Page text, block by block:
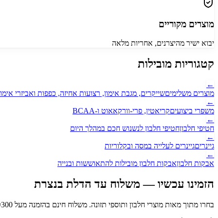
מוצרים מקוריים
יבוא ישיר מהיצרנים, אחריות מלאה
קטגוריות מובילות
←
מוצרים משלימיםשייקרים, מגבת אימון, רצועות אחיזה, כפפות ואביזרי
←
משפרי ביצועיםקריאטין, פרי-וורקאאוט ו-BCAA
←
חטיפי חלבוןחטיפי חלבון לנשנוש חכם במהלך היום
←
גיינריםגיינרים לעלייה במסה ובקלוריות
←
אבקות חלבוןאבקות חלבון מובילות להתאוששות ובנייה
הזמינו עכשיו — משלוח עד הדלת בנצרת
בחרו מתוך מאות מוצרי חלבון ותוספי תזונה. משלוח חינם בהזמנה מעל ₪ 300